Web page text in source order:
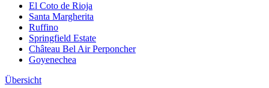
El Coto de Rioja
Santa Margherita
Ruffino
Springfield Estate
Château Bel Air Perponcher
Goyenechea
Übersicht